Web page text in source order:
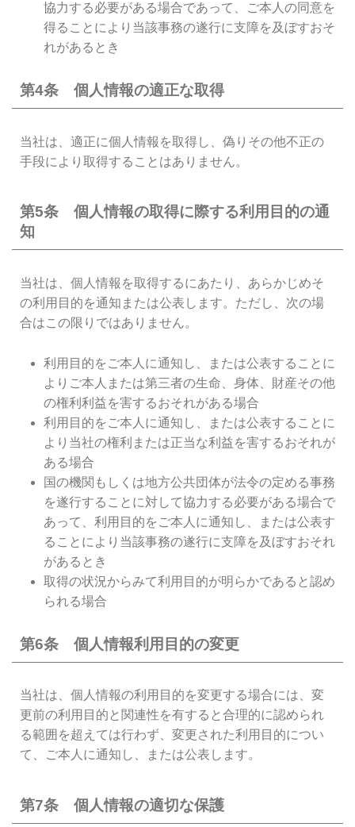
協力する必要がある場合であって、ご本人の同意を
得ることにより当該事務の遂行に支障を及ぼすおそ
れがあるとき
第4条 個人情報の適正な取得
当社は、適正に個人情報を取得し、偽りその他不正の
手段により取得することはありません。
第5条 個人情報の取得に際する利用目的の通
知
当社は、個人情報を取得するにあたり、あらかじめそ
の利用目的を通知または公表します。ただし、次の場
合はこの限りではありません。
利用目的をご本人に通知し、または公表することに
よりご本人または第三者の生命、身体、財産その他
の権利利益を害するおそれがある場合
利用目的をご本人に通知し、または公表することに
より当社の権利または正当な利益を害するおそれが
ある場合
国の機関もしくは地方公共団体が法令の定める事務
を遂行することに対して協力する必要がある場合で
あって、利用目的をご本人に通知し、または公表す
ることにより当該事務の遂行に支障を及ぼすおそれ
があるとき
取得の状況からみて利用目的が明らかであると認め
られる場合
第6条 個人情報利用目的の変更
当社は、個人情報の利用目的を変更する場合には、変
更前の利用目的と関連性を有すると合理的に認められ
る範囲を超えては行わず、変更された利用目的につい
て、ご本人に通知し、または公表します。
第7条 個人情報の適切な保護